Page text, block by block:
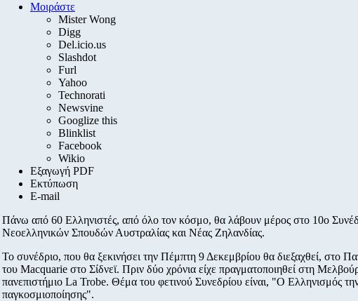
Μοιράστε
Mister Wong
Digg
Del.icio.us
Slashdot
Furl
Yahoo
Technorati
Newsvine
Googlize this
Blinklist
Facebook
Wikio
Εξαγωγή PDF
Εκτύπωση
E-mail
Πάνω από 60 Ελληνιστές, από όλο τον κόσμο, θα λάβουν μέρος στο 10ο
Νεοελληνικών Σπουδών Αυστραλίας και Νέας Ζηλανδίας.
Το συνέδριο, που θα ξεκινήσει την Πέμπτη 9 Δεκεμβρίου θα διεξαχθεί, στο
του Macquarie στο Σίδνεϊ. Πριν δύο χρόνια είχε πραγματοποιηθεί στη
πανεπιστήμιο La Trobe. Θέμα του φετινού Συνεδρίου είναι, "Ο Ελληνισμός
παγκοσμιοποίησης".